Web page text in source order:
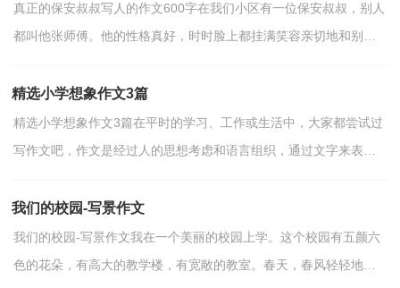
真正的保安叔叔写人的作文600字在我们小区有一位保安叔叔，别人
都叫他张师傅。他的性格真好，时时脸上都挂满笑容亲切地和别人
精选小学想象作文3篇
精选小学想象作文3篇在平时的学习、工作或生活中，大家都尝试过
写作文吧，作文是经过人的思想考虑和语言组织，通过文字来表达
我们的校园-写景作文
我们的校园-写景作文我在一个美丽的校园上学。这个校园有五颜六
色的花朵，有高大的教学楼，有宽敞的教室。春天，春风轻轻地吹